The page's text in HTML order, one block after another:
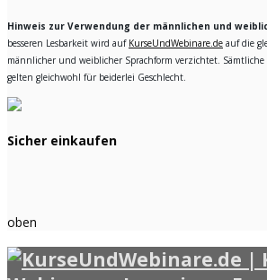
Hinweis zur Verwendung der männlichen und
besseren Lesbarkeit wird auf KurseUndWebinare.de auf die
männlicher und weiblicher Sprachform verzichtet. Sämtliche
gelten gleichwohl für beiderlei Geschlecht.
Sicher einkaufen
oben